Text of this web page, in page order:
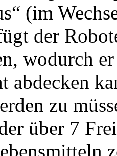
(im
der
wodurch
abdecken
zu
über 7